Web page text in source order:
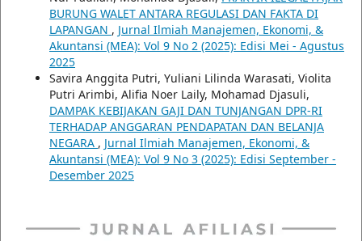
BURUNG WALET ANTARA REGULASI DAN FAKTA DI
LAPANGAN , Jurnal Ilmiah Manajemen, Ekonomi, &
Akuntansi (MEA): Vol 9 No 2 (2025): Edisi Mei - Agustus
2025
Savira Anggita Putri, Yuliani Lilinda Warasati, Violita
Putri Arimbi, Alifia Noer Laily, Mohamad Djasuli,
DAMPAK KEBIJAKAN GAJI DAN TUNJANGAN DPR-RI
TERHADAP ANGGARAN PENDAPATAN DAN BELANJA
NEGARA , Jurnal Ilmiah Manajemen, Ekonomi, &
Akuntansi (MEA): Vol 9 No 3 (2025): Edisi September -
Desember 2025